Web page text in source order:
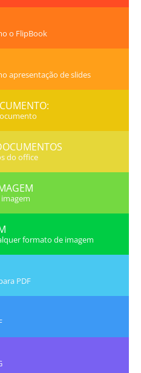
o FlipBook
apresentação de slides
do office
formato de imagem
PDF